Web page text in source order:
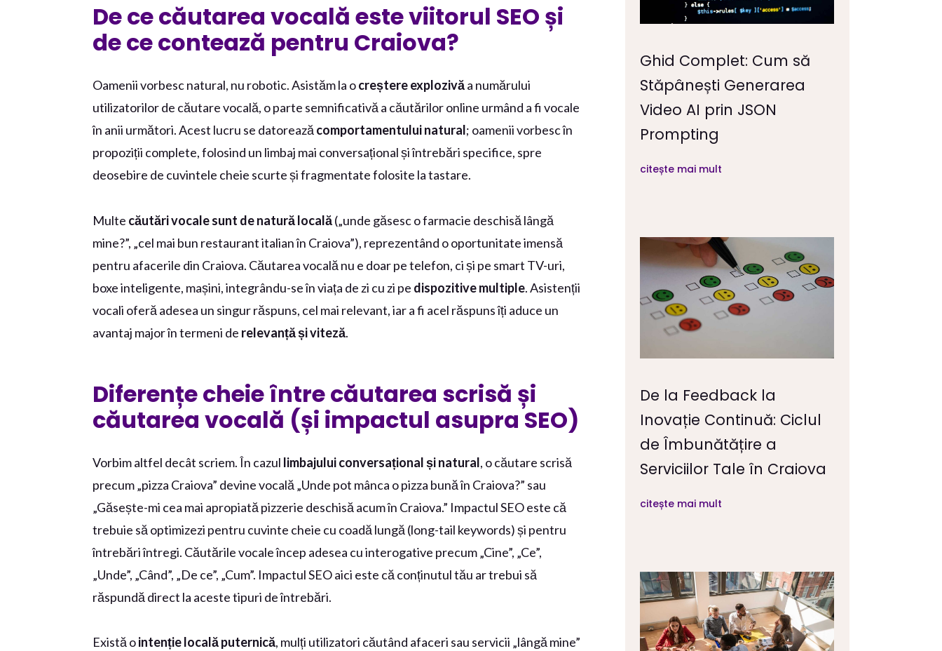
De ce căutarea vocală este viitorul SEO și
de ce contează pentru Craiova?
Oamenii vorbesc natural, nu robotic. Asistăm la ocreștere explozivăa numărului
utilizatorilor de căutare vocală, o parte semnificativă a căutărilor online urmând a fi vocale
în anii următori. Acest lucru se datoreazăcomportamentului natural; oamenii vorbesc în
propoziții complete, folosind un limbaj mai conversațional și întrebări specifice, spre
deosebire de cuvintele cheie scurte și fragmentate folosite la tastare.
Multe căutări vocale sunt de natură locală(„unde găsesc o farmacie deschisă lângă
mine?”, „cel mai bun restaurant italian în Craiova”), reprezentând o oportunitate imensă
pentru afacerile din Craiova. Căutarea vocală nu e doar pe telefon, ci și pe smart TV-uri,
boxe inteligente, mașini, integrându-se în viața de zi cu zi pe dispozitive multiple. Asistenții
vocali oferă adesea un singur răspuns, cel mai relevant, iar a fi acel răspuns îți aduce un
avantaj major în termeni de relevanță și viteză.
Diferențe cheie între căutarea scrisă și
căutarea vocală (și impactul asupra SEO)
Vorbim altfel decât scriem. În cazul limbajului conversațional și natural, o căutare scrisă
precum „pizza Craiova” devine vocală „Unde pot mânca o pizza bună în Craiova?” sau
„Găsește-mi cea mai apropiată pizzerie deschisă acum în Craiova.” Impactul SEO este că
trebuie să optimizezi pentru cuvinte cheie cu coadă lungă (long-tail keywords) și pentru
întrebări întregi. Căutările vocale încep adesea cu interogative precum „Cine”, „Ce”,
„Unde”, „Când”, „De ce”, „Cum”. Impactul SEO aici este că conținutul tău ar trebui să
răspundă direct la aceste tipuri de întrebări.
Există ointenție locală puternică, mulți utilizatori căutând afaceri sau servicii „lângă mine”
Ghid Complet: Cum să
Stăpânești Generarea
Video AI prin JSON
Prompting
citește mai mult
De la Feedback la
Inovație Continuă: Ciclul
de Îmbunătățire a
Serviciilor Tale în Craiova
citește mai mult